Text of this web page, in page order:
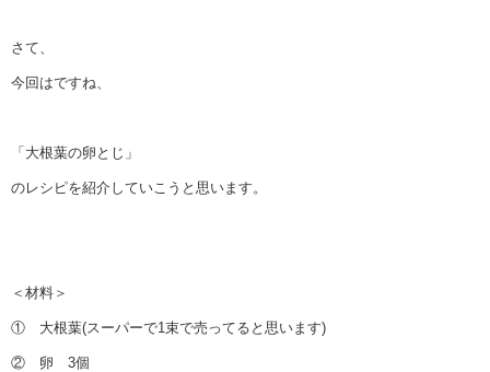
さて、
今回はですね、
「大根葉の卵とじ」
のレシピを紹介していこうと思います。
＜材料＞
① 大根葉(スーパーで1束で売ってると思います)
② 卵 3個